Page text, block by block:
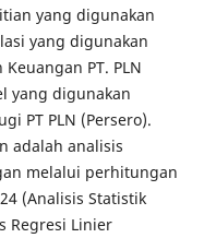
yang digunakan
yang digunakan
PT. PLN
yang digunakan
PT PLN (Persero).
adalah analisis
melalui perhitungan
(Analisis Statistik
Regresi Linier